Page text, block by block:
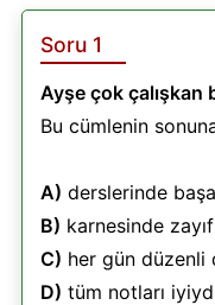
Soru 1
Ayşe çok
Bu cümlenin
A) derslerinde
B) karnesinde
C) her gün düzenli
D) tüm notları